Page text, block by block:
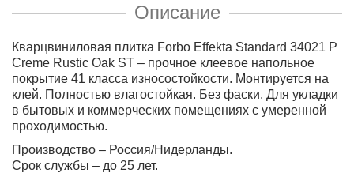
Описание
Кварцвиниловая плитка Forbo Effekta Standard 34021 P
Creme Rustic Oak ST – прочное клеевое напольное
покрытие 41 класса износостойкости. Монтируется на
клей. Полностью влагостойкая. Без фаски. Для укладки
в бытовых и коммерческих помещениях с умеренной
проходимостью.
Производство – Россия/Нидерланды.
Срок службы – до 25 лет.